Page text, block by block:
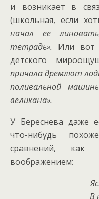
и возникает в
(школьная, если
начал ее
тетрадь». Или вот
детского
причала дремлют
поливальной
великана».
У Береснева даже
что-нибудь
сравнений, как
воображением:
В